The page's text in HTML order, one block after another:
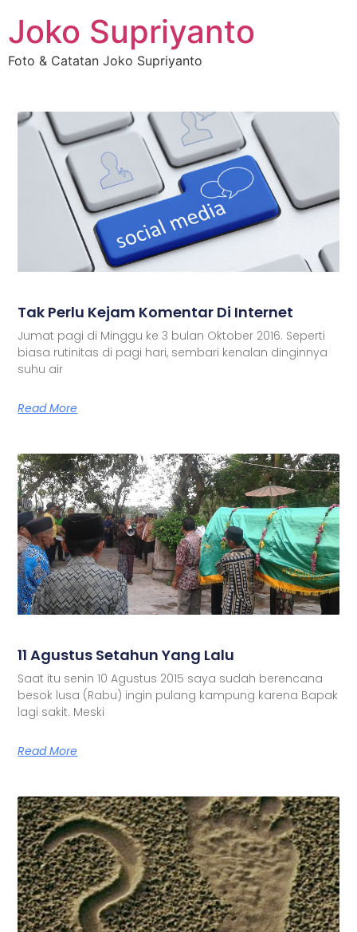
Joko Supriyanto
Foto & Catatan Joko Supriyanto
Tak Perlu Kejam Komentar Di Internet
Jumat pagi di Minggu ke 3 bulan Oktober 2016. Seperti
biasa rutinitas di pagi hari, sembari kenalan dinginnya
suhu air
Read More
11 Agustus Setahun Yang Lalu
Saat itu senin 10 Agustus 2015 saya sudah berencana
besok lusa (Rabu) ingin pulang kampung karena Bapak
lagi sakit. Meski
Read More